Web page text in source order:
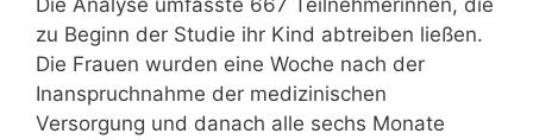
Die Analyse umfasste 667 Teilnehmerinnen, die
zu Beginn der Studie ihr Kind abtreiben ließen.
Die Frauen wurden eine Woche nach der
Inanspruchnahme der medizinischen
Versorgung und danach alle sechs Monate